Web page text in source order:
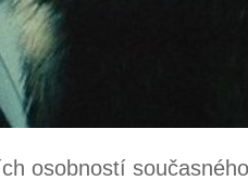
osobností